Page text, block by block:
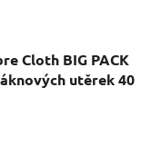
Cloth BIG PACK
utěrek 40